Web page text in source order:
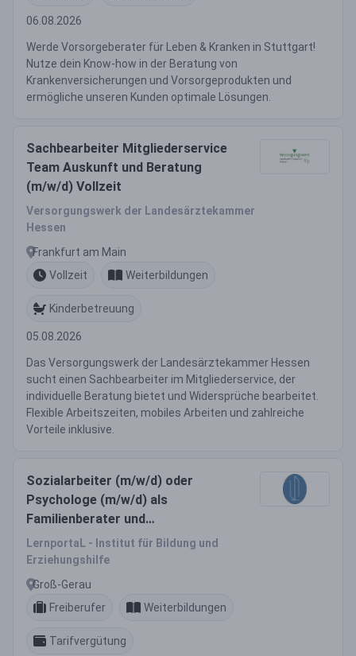
06.08.2026
Werde Vorsorgeberater für Leben & Kranken in Stuttgart!
Nutze dein Know-how in der Beratung von
Krankenversicherungen und Vorsorgeprodukten und
ermögliche unseren Kunden optimale Lösungen.
Sachbearbeiter Mitgliederservice
Team Auskunft und Beratung
(m/w/d) Vollzeit
Versorgungswerk der Landesärztekammer
Hessen
Frankfurt am Main
Vollzeit
Weiterbildungen
Kinderbetreuung
05.08.2026
Das Versorgungswerk der Landesärztekammer Hessen
sucht einen Sachbearbeiter im Mitgliederservice, der
individuelle Beratung bietet und Widersprüche bearbeitet.
Flexible Arbeitszeiten, mobiles Arbeiten und zahlreiche
Vorteile inklusive.
Sozialarbeiter (m/w/d) oder
Psychologe (m/w/d) als
Familienberater und
Einzelfallberater mit
Mehrsprachigkeit gesucht
LernportaL - Institut für Bildung und
Erziehungshilfe
Groß-Gerau
Freiberufer
Weiterbildungen
Tarifvergütung